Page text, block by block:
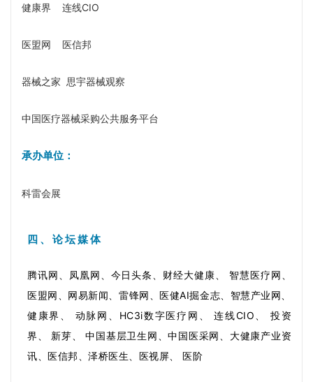
健康界 连线CIO
医盟网 医信邦
器械之家 思宇器械观察
中国医疗器械采购公共服务平台
承办单位：
科雷会展
四、论坛媒体
腾讯网、凤凰网、今日头条、财经大健康、 智慧医疗网、
医盟网、网易新闻、雷锋网、医健AI掘金志、智慧产业网、
健康界、 动脉网、HC3i数字医疗网、 连线CIO、 投资
界、 新芽、 中国基层卫生网、中国医采网、大健康产业资
讯、医信邦、泽桥医生、医视屏、 医阶